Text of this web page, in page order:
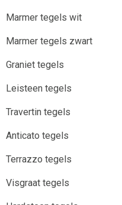
Marmer tegels wit
Marmer tegels zwart
Graniet tegels
Leisteen tegels
Travertin tegels
Anticato tegels
Terrazzo tegels
Visgraat tegels